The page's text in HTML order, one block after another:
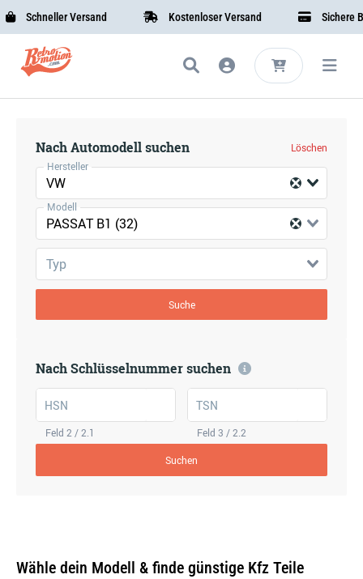
Schneller Versand Kostenloser Versand Sichere
Nach Automodell suchen
Löschen
Hersteller
VW
Modell
PASSAT B1 (32)
Typ
Suche
Nach Schlüsselnummer suchen
HSN
Feld 2 / 2.1
TSN
Feld 3 / 2.2
Suchen
Wähle dein Modell & finde günstige Kfz Teile